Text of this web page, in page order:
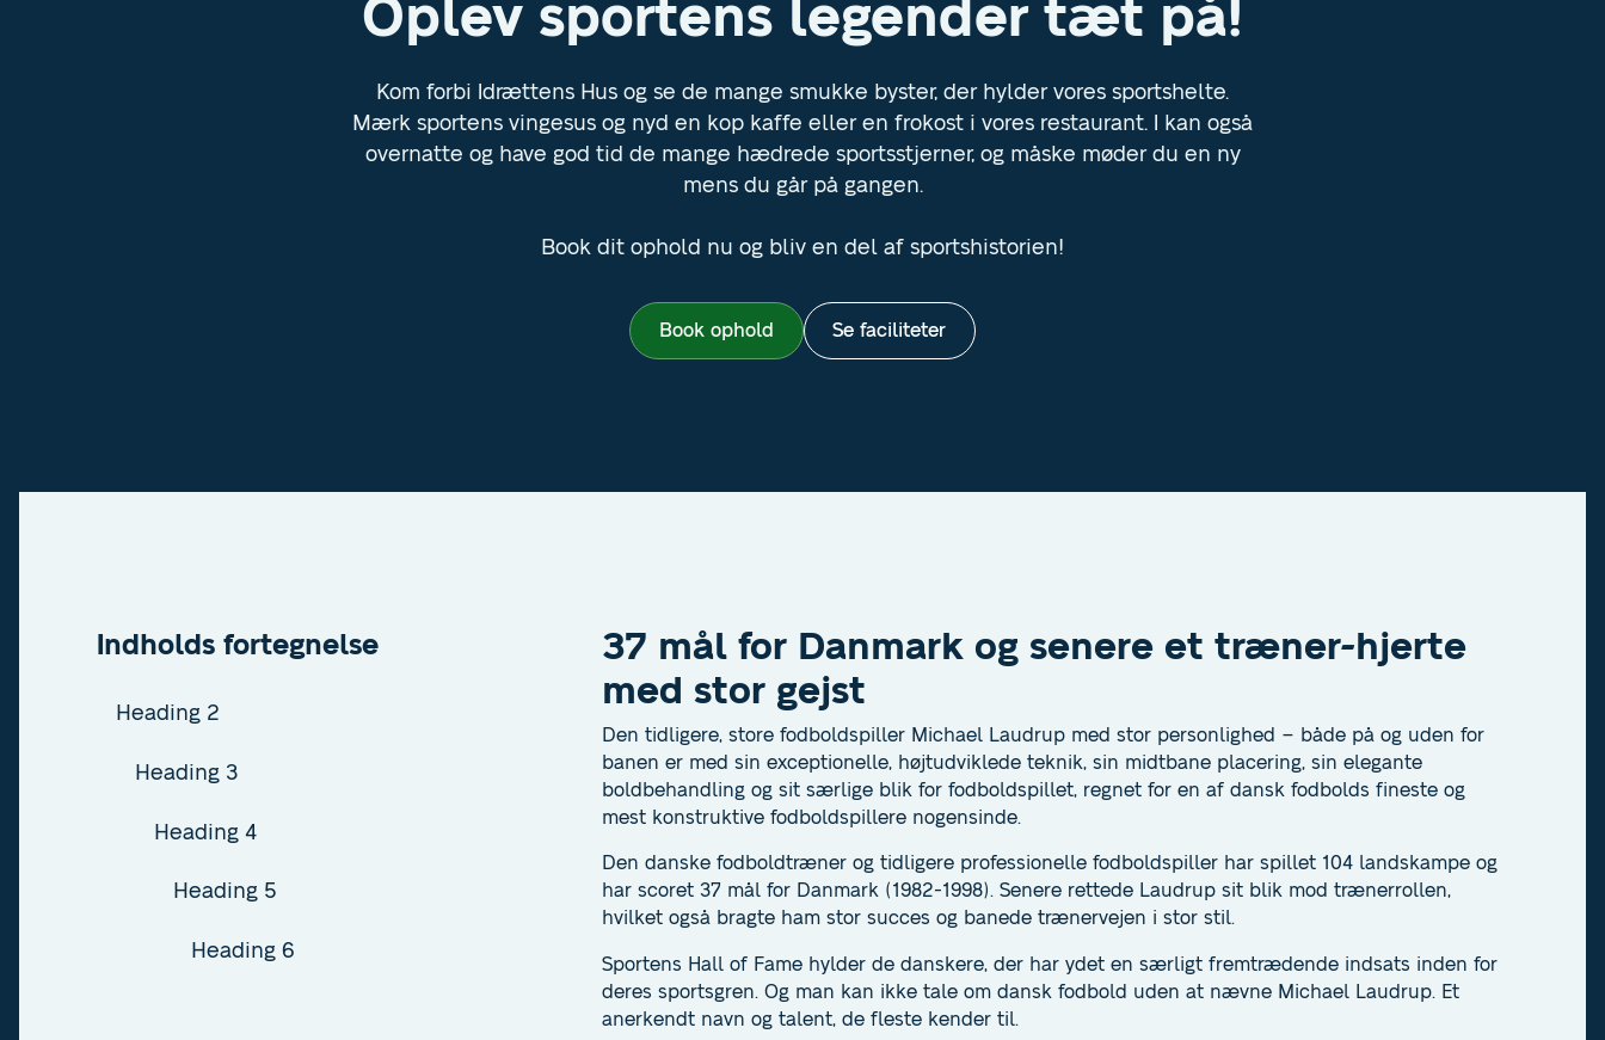
Oplev sportens legender tæt på!
Kom forbi Idrættens Hus og se de mange smukke byster, der hylder vores sportshelte.
Mærk sportens vingesus og nyd en kop kaffe eller en frokost i vores restaurant. I kan også
overnatte og have god tid de mange hædrede sportsstjerner, og måske møder du en ny
mens du går på gangen.
Book dit ophold nu og bliv en del af sportshistorien!
Book ophold Se faciliteter
Indholds fortegnelse
Heading 2
Heading 3
Heading 4
Heading 5
Heading 6
37 mål for Danmark og senere et træner-hjerte
med stor gejst
Den tidligere, store fodboldspiller Michael Laudrup med stor personlighed – både på og uden for
banen er med sin exceptionelle, højtudviklede teknik, sin midtbane placering, sin elegante
boldbehandling og sit særlige blik for fodboldspillet, regnet for en af dansk fodbolds fineste og
mest konstruktive fodboldspillere nogensinde.
Den danske fodboldtræner og tidligere professionelle fodboldspiller har spillet 104 landskampe og
har scoret 37 mål for Danmark (1982-1998). Senere rettede Laudrup sit blik mod trænerrollen,
hvilket også bragte ham stor succes og banede trænervejen i stor stil.
Sportens Hall of Fame hylder de danskere, der har ydet en særligt fremtrædende indsats inden for
deres sportsgren. Og man kan ikke tale om dansk fodbold uden at nævne Michael Laudrup. Et
anerkendt navn og talent, de fleste kender til.